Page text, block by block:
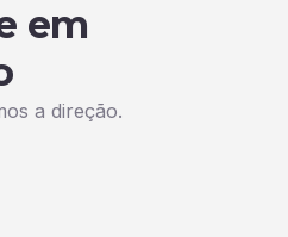
em
a direção.